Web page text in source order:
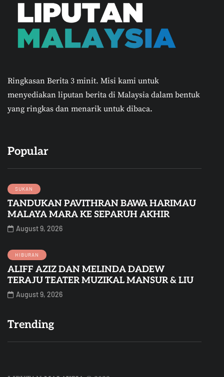
Ringkasan Berita 3 minit. Misi kami untuk
menyediakan liputan berita di Malaysia dalam bentuk
yang ringkas dan menarik untuk dibaca.
Popular
SUKAN
TANDUKAN PAVITHRAN BAWA HARIMAU
MALAYA MARA KE SEPARUH AKHIR
August 9, 2026
HIBURAN
ALIFF AZIZ DAN MELINDA DADEW
TERAJU TEATER MUZIKAL MANSUR & LIU
August 9, 2026
Trending